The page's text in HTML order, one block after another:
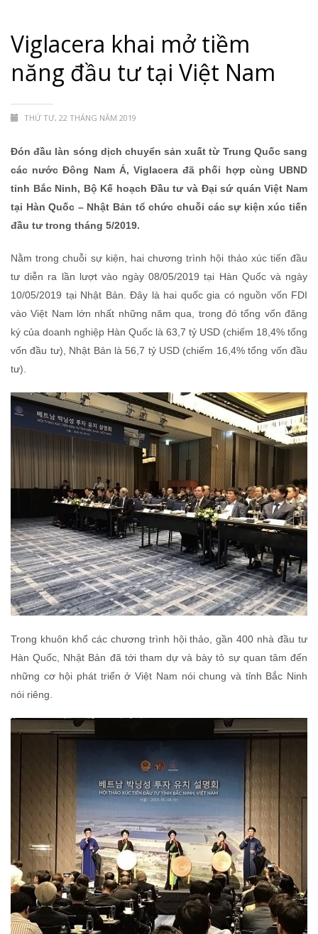
Viglacera khai mở tiềm
năng đầu tư tại Việt Nam
THỨ TƯ, 22 THÁNG NĂM 2019
Đón đầu làn sóng dịch chuyển sản xuất từ Trung Quốc sang
các nước Đông Nam Á, Viglacera đã phối hợp cùng UBND
tỉnh Bắc Ninh, Bộ Kế hoạch Đầu tư và Đại sứ quán Việt Nam
tại Hàn Quốc – Nhật Bản tổ chức chuỗi các sự kiện xúc tiến
đầu tư trong tháng 5/2019.
Nằm trong chuỗi sự kiện, hai chương trình hội thảo xúc tiến đầu
tư diễn ra lần lượt vào ngày 08/05/2019 tại Hàn Quốc và ngày
10/05/2019 tại Nhật Bản. Đây là hai quốc gia có nguồn vốn FDI
vào Việt Nam lớn nhất những năm qua, trong đó tổng vốn đăng
ký của doanh nghiệp Hàn Quốc là 63,7 tỷ USD (chiếm 18,4% tổng
vốn đầu tư), Nhật Bản là 56,7 tỷ USD (chiếm 16,4% tổng vốn đầu
tư).
Trong khuôn khổ các chương trình hội thảo, gần 400 nhà đầu tư
Hàn Quốc, Nhật Bản đã tới tham dự và bày tỏ sự quan tâm đến
những cơ hội phát triển ở Việt Nam nói chung và tỉnh Bắc Ninh
nói riêng.